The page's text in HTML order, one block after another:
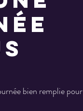
bien remplie pour